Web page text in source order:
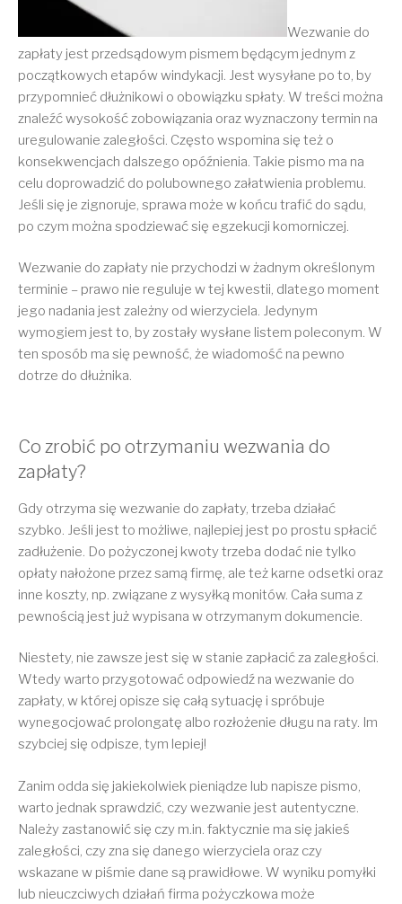
Wezwanie do
zapłaty jest przedsądowym pismem będącym jednym z
początkowych etapów windykacji. Jest wysyłane po to, by
przypomnieć dłużnikowi o obowiązku spłaty. W treści można
znaleźć wysokość zobowiązania oraz wyznaczony termin na
uregulowanie zaległości. Często wspomina się też o
konsekwencjach dalszego opóźnienia. Takie pismo ma na
celu doprowadzić do polubownego załatwienia problemu.
Jeśli się je zignoruje, sprawa może w końcu trafić do sądu,
po czym można spodziewać się egzekucji komorniczej.
Wezwanie do zapłaty nie przychodzi w żadnym określonym
terminie – prawo nie reguluje w tej kwestii, dlatego moment
jego nadania jest zależny od wierzyciela. Jedynym
wymogiem jest to, by zostały wysłane listem poleconym. W
ten sposób ma się pewność, że wiadomość na pewno
dotrze do dłużnika.
Co zrobić po otrzymaniu wezwania do
zapłaty?
Gdy otrzyma się wezwanie do zapłaty, trzeba działać
szybko. Jeśli jest to możliwe, najlepiej jest po prostu spłacić
zadłużenie. Do pożyczonej kwoty trzeba dodać nie tylko
opłaty nałożone przez samą firmę, ale też karne odsetki oraz
inne koszty, np. związane z wysyłką monitów. Cała suma z
pewnością jest już wypisana w otrzymanym dokumencie.
Niestety, nie zawsze jest się w stanie zapłacić za zaległości.
Wtedy warto przygotować odpowiedź na wezwanie do
zapłaty, w której opisze się całą sytuację i spróbuje
wynegocjować prolongatę albo rozłożenie długu na raty. Im
szybciej się odpisze, tym lepiej!
Zanim odda się jakiekolwiek pieniądze lub napisze pismo,
warto jednak sprawdzić, czy wezwanie jest autentyczne.
Należy zastanowić się czy m.in. faktycznie ma się jakieś
zaległości, czy zna się danego wierzyciela oraz czy
wskazane w piśmie dane są prawidłowe. W wyniku pomyłki
lub nieuczciwych działań firma pożyczkowa może